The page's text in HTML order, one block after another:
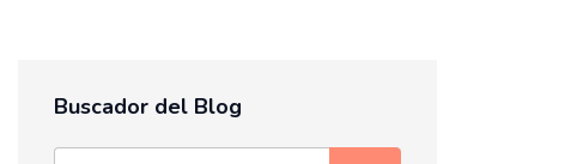
Buscador del Blog